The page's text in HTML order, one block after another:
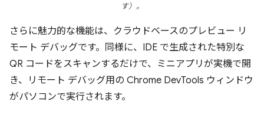
す）。
さらに魅力的な機能は、クラウドベースのプレビュー リ
モート デバッグです。同様に、IDE で生成された特別な
QR コードをスキャンするだけで、ミニアプリが実機で開
き、リモート デバッグ用の Chrome DevTools ウィンドウ
がパソコンで実行されます。